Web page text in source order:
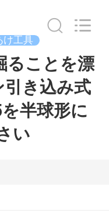
け工具
ることを漂
き込み式
半球形に
い